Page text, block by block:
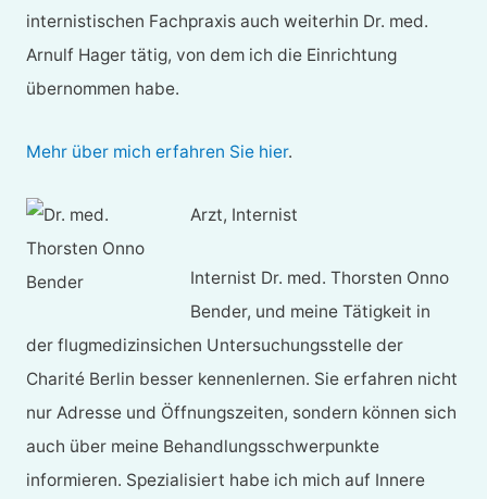
internistischen Fachpraxis auch weiterhin Dr. med.
Arnulf Hager tätig, von dem ich die Einrichtung
übernommen habe.
Mehr über mich erfahren Sie hier.
Arzt, Internist
Internist Dr. med. Thorsten Onno
Bender, und meine Tätigkeit in
der flugmedizinsichen Untersuchungsstelle der
Charité Berlin besser kennenlernen. Sie erfahren nicht
nur Adresse und Öffnungszeiten, sondern können sich
auch über meine Behandlungsschwerpunkte
informieren. Spezialisiert habe ich mich auf Innere